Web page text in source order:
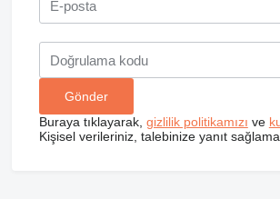
Buraya tıklayarak, gizlilik politikamızı ve
Kişisel verileriniz, talebinize yanıt